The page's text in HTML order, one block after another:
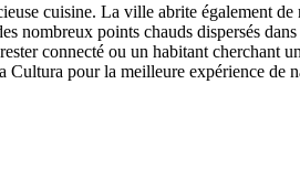
cuisine. La ville abrite également
nombreux points chauds dispersés
connecté ou un habitant cherchant
Cultura pour la meilleure expérience de